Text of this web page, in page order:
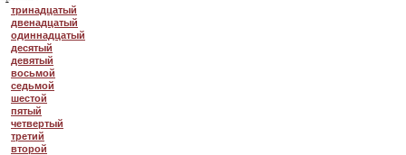
тринадцатый
двенадцатый
одиннадцатый
десятый
девятый
восьмой
седьмой
шестой
пятый
четвертый
третий
второй